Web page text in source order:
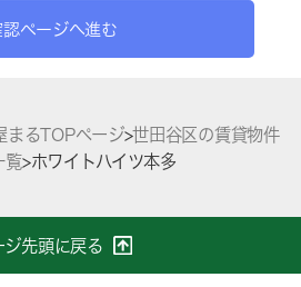
認ページへ進む
るTOPページ>世田谷区の賃貸物件
覧>ホワイトハイツ本多
ジ先頭に戻る